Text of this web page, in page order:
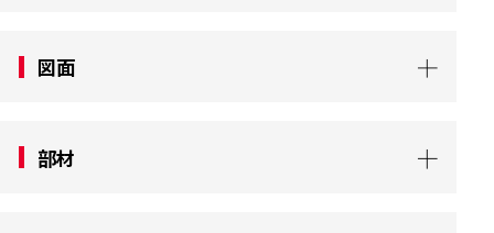
図面
部材